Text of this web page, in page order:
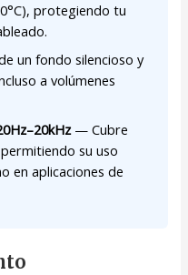
protegiendo tu
un fondo silencioso y
a volúmenes
— Cubre
su uso
en aplicaciones de